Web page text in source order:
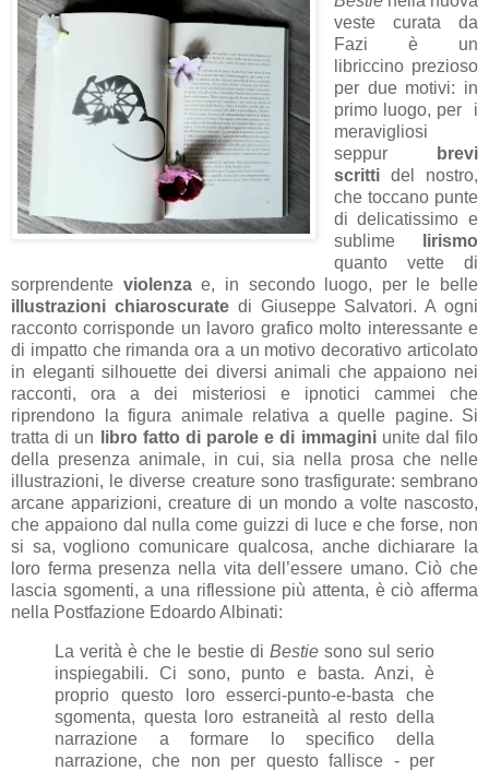
veste curata da
Fazi è un
libriccino prezioso
per due motivi: in
primo luogo, per i
meravigliosi
seppur
brevi
scritti del nostro,
che toccano punte
di delicatissimo e
sublime
lirismo
quanto vette di
sorprendente violenzae, in secondo luogo, per le belle
illustrazioni chiaroscurate di Giuseppe Salvatori. A ogni
racconto corrisponde un lavoro grafico molto interessante e
di impatto che rimanda ora a un motivo decorativo articolato
in eleganti silhouette dei diversi animali che appaiono nei
racconti, ora a dei misteriosi e ipnotici cammei che
riprendono la figura animale relativa a quelle pagine. Si
tratta di un
libro fatto di parole e di immagini unite dal filo
della presenza animale, in cui, sia nella prosa che nelle
illustrazioni, le diverse creature sono trasfigurate: sembrano
arcane apparizioni, creature di un mondo a volte nascosto,
che appaiono dal nulla come guizzi di luce e che forse, non
si sa, vogliono comunicare qualcosa, anche dichiarare la
loro ferma presenza nella vita dell’essere umano. Ciò che
lascia sgomenti, a una riflessione più attenta, è ciò afferma
nella Postfazione Edoardo Albinati:
La verità è che le bestie di Bestiesono sul serio
inspiegabili. Ci sono, punto e basta. Anzi, è
proprio questo loro esserci-punto-e-basta che
sgomenta, questa loro estraneità al resto della
narrazione a formare lo specifico della
narrazione, che non per questo fallisce - per